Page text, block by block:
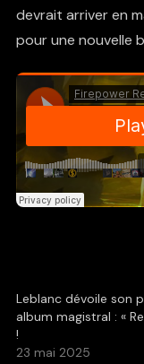
devrait arriver en
pour une nouvelle
Leblanc dévoile son
album magistral : «
!
23 mai 2025